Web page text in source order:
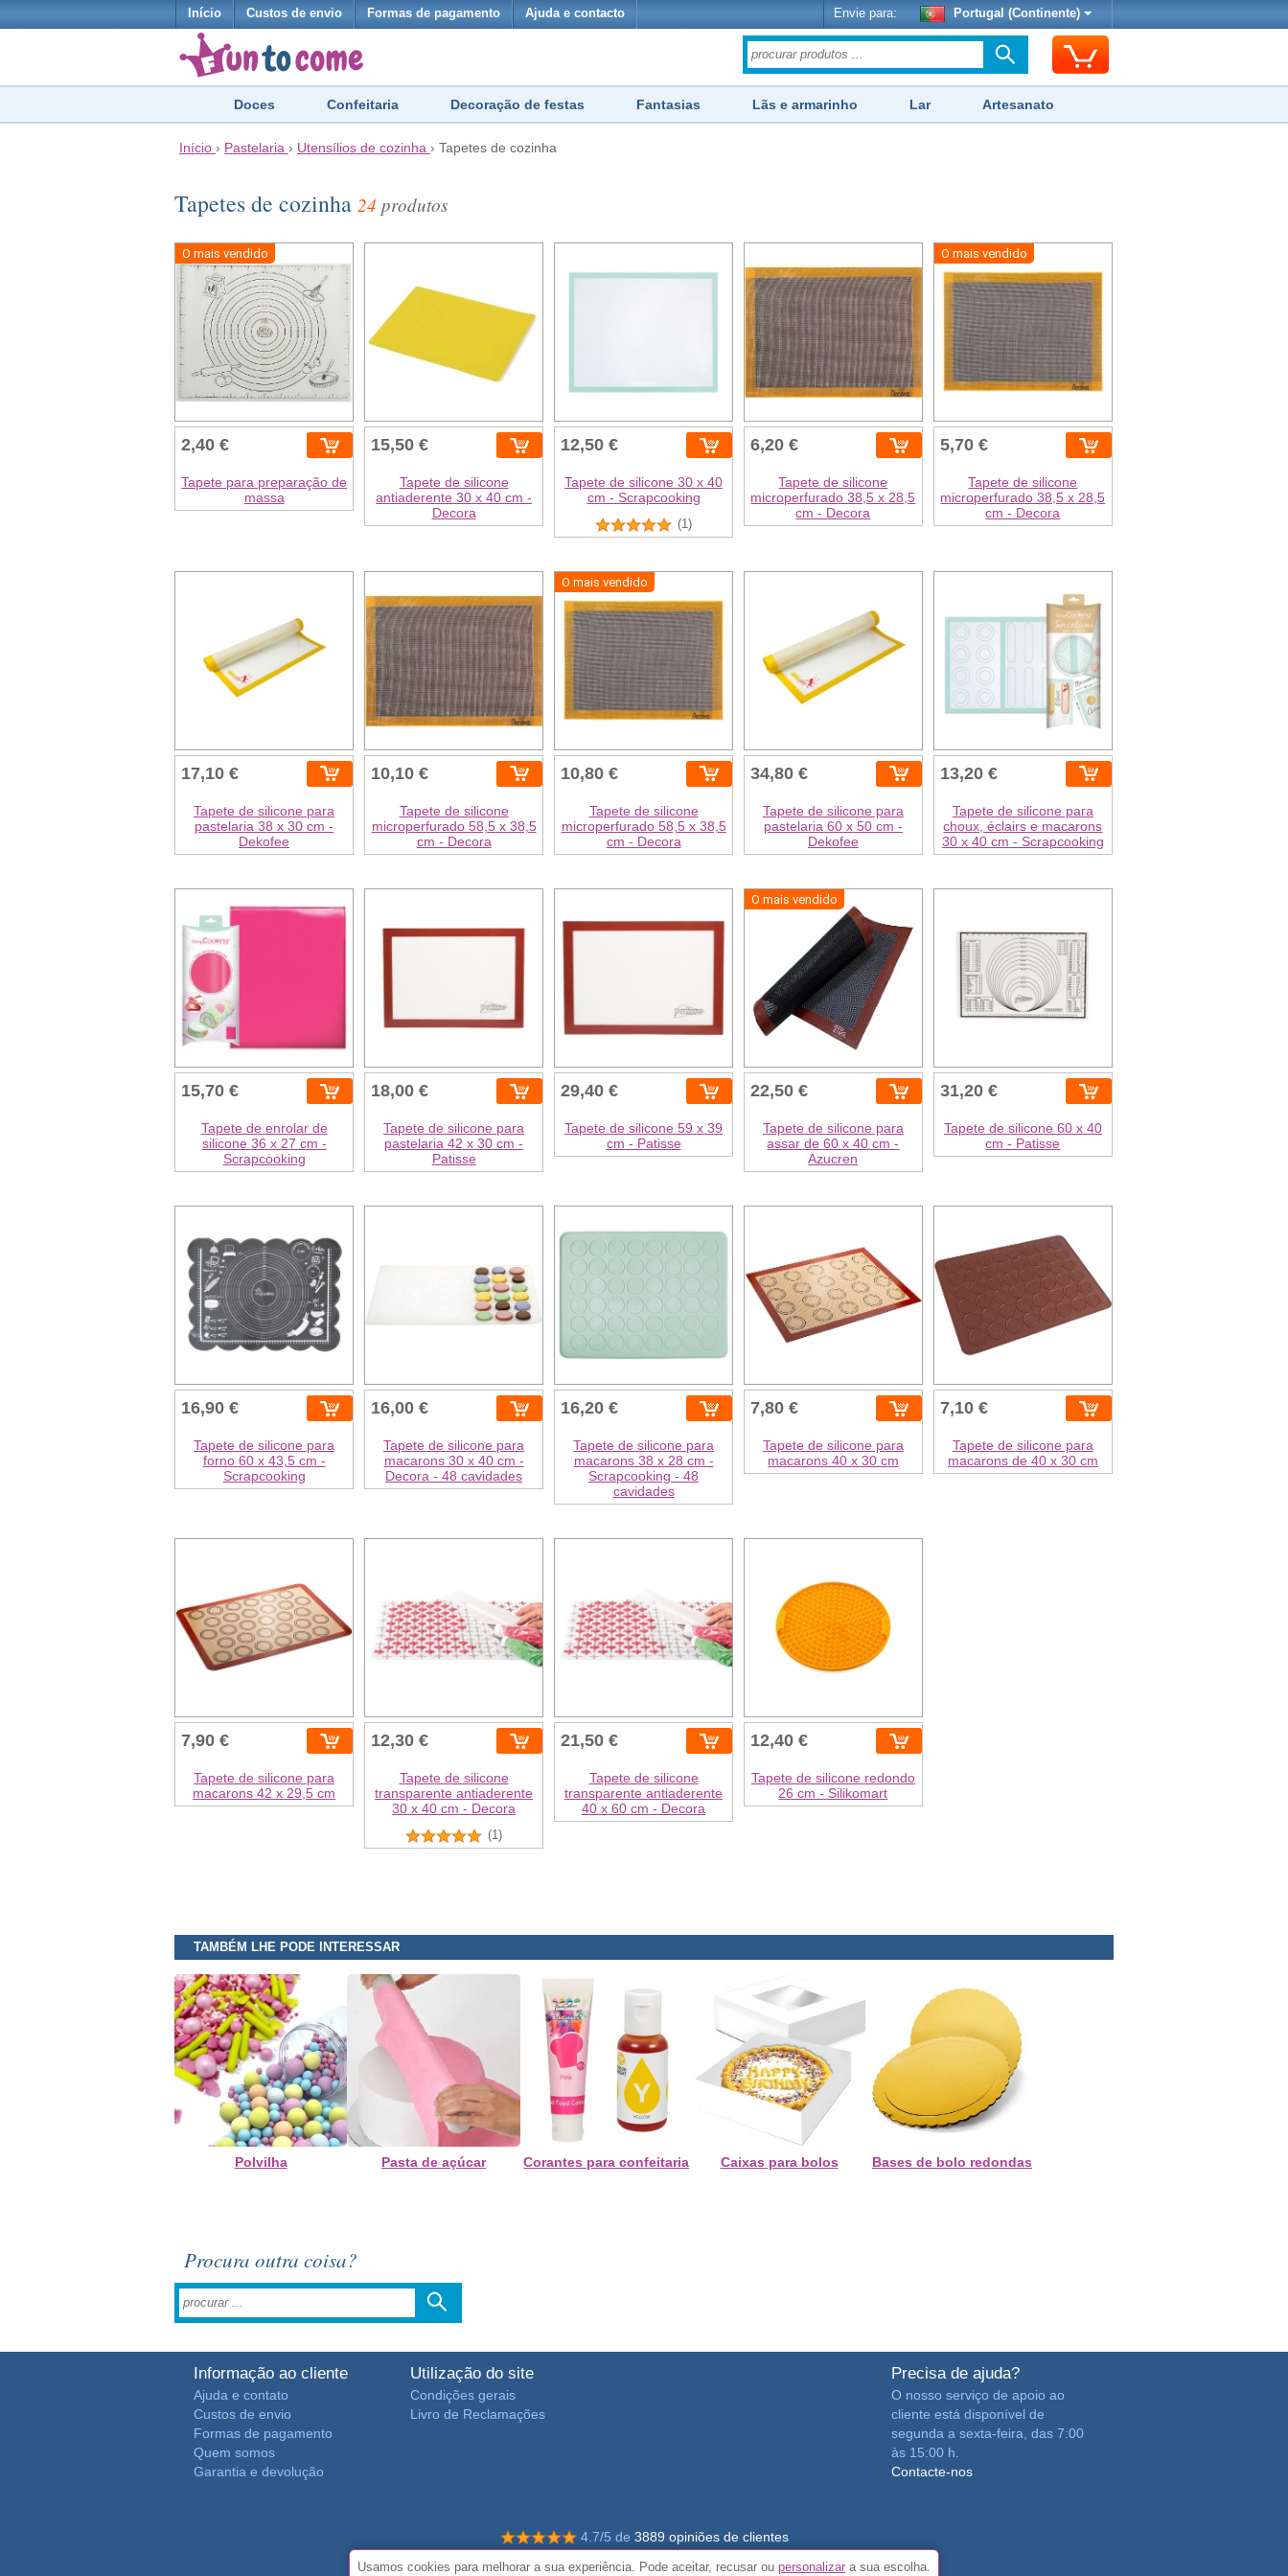
Início Custos de envio Formas de pagamento Ajuda e contacto Envie para: Portugal (Continente)
Doces Confeitaria Decoração de festas Fantasias Lãs e armarinho Lar Artesanato
Início › Pastelaria › Utensílios de cozinha › Tapetes de cozinha
Tapetes de cozinha 24 produtos
O mais vendido
2,40 €
Tapete para preparação de
massa
15,50 €
Tapete de silicone
antiaderente 30 x 40 cm -
Decora
12,50 €
Tapete de silicone 30 x 40
cm - Scrapcooking
(1)
6,20 €
Tapete de silicone
microperfurado 38,5 x 28,5
cm - Decora
O mais vendido
5,70 €
Tapete de silicone
microperfurado 38,5 x 28,5
cm - Decora
17,10 €
Tapete de silicone para
pastelaria 38 x 30 cm -
Dekofee
10,10 €
Tapete de silicone
microperfurado 58,5 x 38,5
cm - Decora
O mais vendido
10,80 €
Tapete de silicone
microperfurado 58,5 x 38,5
cm - Decora
34,80 €
Tapete de silicone para
pastelaria 60 x 50 cm -
Dekofee
13,20 €
Tapete de silicone para
choux, éclairs e macarons
30 x 40 cm - Scrapcooking
15,70 €
Tapete de enrolar de
silicone 36 x 27 cm -
Scrapcooking
18,00 €
Tapete de silicone para
pastelaria 42 x 30 cm -
Patisse
29,40 €
Tapete de silicone 59 x 39
cm - Patisse
O mais vendido
22,50 €
Tapete de silicone para
assar de 60 x 40 cm -
Azucren
31,20 €
Tapete de silicone 60 x 40
cm - Patisse
16,90 €
Tapete de silicone para
forno 60 x 43,5 cm -
Scrapcooking
16,00 €
Tapete de silicone para
macarons 30 x 40 cm -
Decora - 48 cavidades
16,20 €
Tapete de silicone para
macarons 38 x 28 cm -
Scrapcooking - 48
cavidades
7,80 €
Tapete de silicone para
macarons 40 x 30 cm
7,10 €
Tapete de silicone para
macarons de 40 x 30 cm
7,90 €
Tapete de silicone para
macarons 42 x 29,5 cm
12,30 €
Tapete de silicone
transparente antiaderente
30 x 40 cm - Decora
(1)
21,50 €
Tapete de silicone
transparente antiaderente
40 x 60 cm - Decora
12,40 €
Tapete de silicone redondo
26 cm - Silikomart
TAMBÉM LHE PODE INTERESSAR
Polvilha Pasta de açúcar Corantes para confeitaria Caixas para bolos Bases de bolo redondas
Procura outra coisa?
Informação ao cliente
Ajuda e contato
Custos de envio
Formas de pagamento
Quem somos
Garantia e devolução
Utilização do site
Condições gerais
Livro de Reclamações
Precisa de ajuda?
O nosso serviço de apoio ao
cliente está disponível de
segunda a sexta-feira, das 7:00
às 15:00 h.
Contacte-nos
4.7/5 de 3889 opiniões de clientes
Usamos cookies para melhorar a sua experiência. Pode aceitar, recusar ou personalizar a sua escolha.